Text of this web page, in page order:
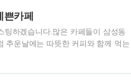
원 망포에서 보니 매우 반갑습니다.
무료로 주신다고 합니다.정지영커피
카페
팅하겠습니다.많은 카페들이 삼성동
추운날에는 따뜻한 커피와 함께 먹는
는 곳인 것 같습니다. 조그마한 공원